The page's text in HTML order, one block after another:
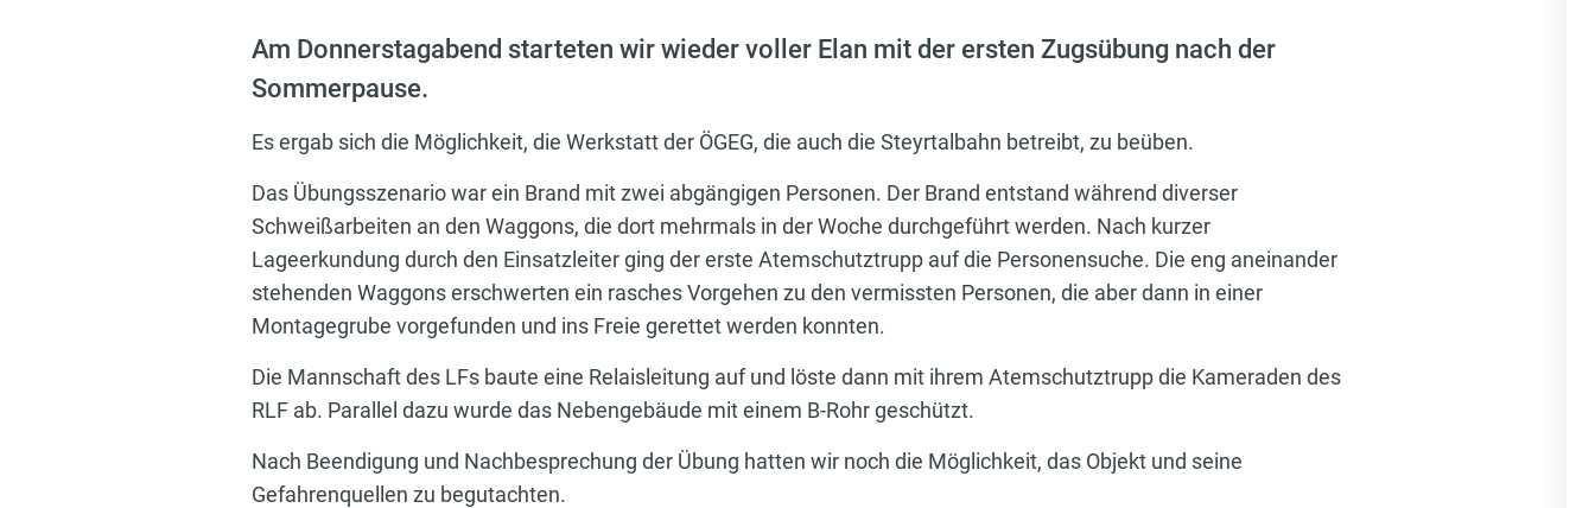
Am Donnerstagabend starteten wir wieder voller Elan mit der ersten Zugsübung nach der
Sommerpause.
Es ergab sich die Möglichkeit, die Werkstatt der ÖGEG, die auch die Steyrtalbahn betreibt, zu beüben.
Das Übungsszenario war ein Brand mit zwei abgängigen Personen. Der Brand entstand während diverser
Schweißarbeiten an den Waggons, die dort mehrmals in der Woche durchgeführt werden. Nach kurzer
Lageerkundung durch den Einsatzleiter ging der erste Atemschutztrupp auf die Personensuche. Die eng aneinander
stehenden Waggons erschwerten ein rasches Vorgehen zu den vermissten Personen, die aber dann in einer
Montagegrube vorgefunden und ins Freie gerettet werden konnten.
Die Mannschaft des LFs baute eine Relaisleitung auf und löste dann mit ihrem Atemschutztrupp die Kameraden des
RLF ab. Parallel dazu wurde das Nebengebäude mit einem B-Rohr geschützt.
Nach Beendigung und Nachbesprechung der Übung hatten wir noch die Möglichkeit, das Objekt und seine
Gefahrenquellen zu begutachten.